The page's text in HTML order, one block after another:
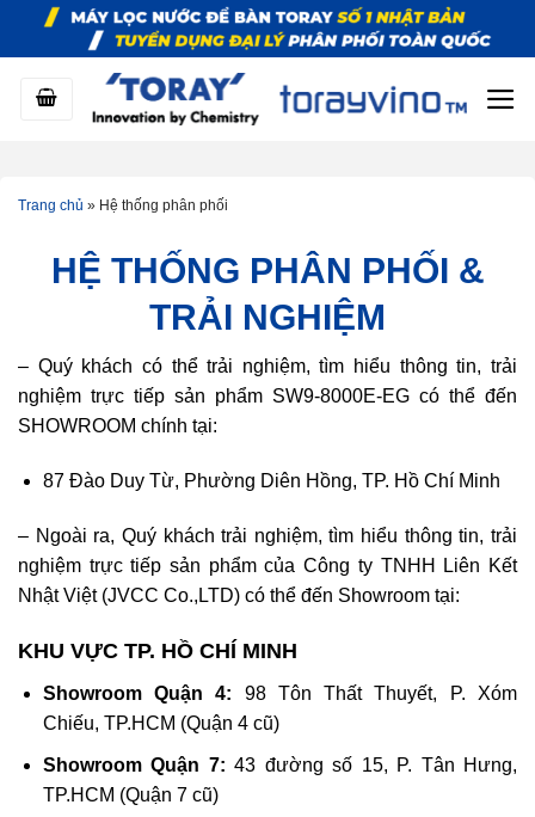
dung
Trang chủ » Hệ thống phân phối
HỆ THỐNG PHÂN PHỐI &
TRẢI NGHIỆM
– Quý khách có thể trải nghiệm, tìm hiểu thông tin, trải
nghiệm trực tiếp sản phẩm SW9-8000E-EG có thể đến
SHOWROOM chính tại:
87 Đào Duy Từ, Phường Diên Hồng, TP. Hồ Chí Minh
– Ngoài ra, Quý khách trải nghiệm, tìm hiểu thông tin, trải
nghiệm trực tiếp sản phẩm của Công ty TNHH Liên Kết
Nhật Việt (JVCC Co.,LTD) có thể đến Showroom tại:
KHU VỰC TP. HỒ CHÍ MINH
Showroom Quận 4: 98 Tôn Thất Thuyết, P. Xóm
Chiếu, TP.HCM (Quận 4 cũ)
Showroom Quận 7: 43 đường số 15, P. Tân Hưng,
TP.HCM (Quận 7 cũ)